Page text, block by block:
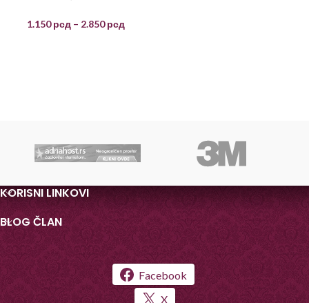
1.150рсд – 2.850рсд
KORISNI LINKOVI
BLOG ČLAN
Facebook
X